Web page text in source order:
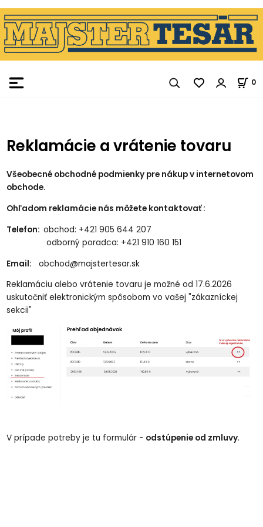
0
Reklamácie a vrátenie tovaru
Všeobecné obchodné podmienky pre nákup v internetovom
obchode.
Ohľadom reklamácie nás môžete kontaktovať :
Telefon:obchod: +421 905 644 207
odborný poradca: +421 910 160 151
Email:obchod@majstertesar.sk
Reklamáciu alebo vrátenie tovaru je možné od 17.6.2026
uskutočniť elektronickým spôsobom vo vašej "zákazníckej
sekcii"
V prípade potreby je tu formulár - odstúpenie od zmluvy.